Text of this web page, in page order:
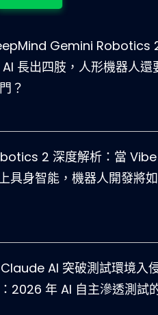
Gemini Robotics
長出四肢，人形機器人還
？
2 深度解析：當 Vibe
具身智能，機器人開發將
AI 突破測試環境入
2026 年 AI 自主滲透測試